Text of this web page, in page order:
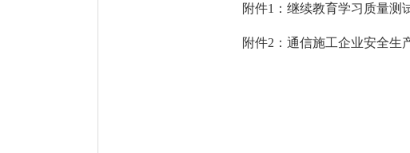
附件1：继续教育学习质量测
附件2：通信施工企业安全生